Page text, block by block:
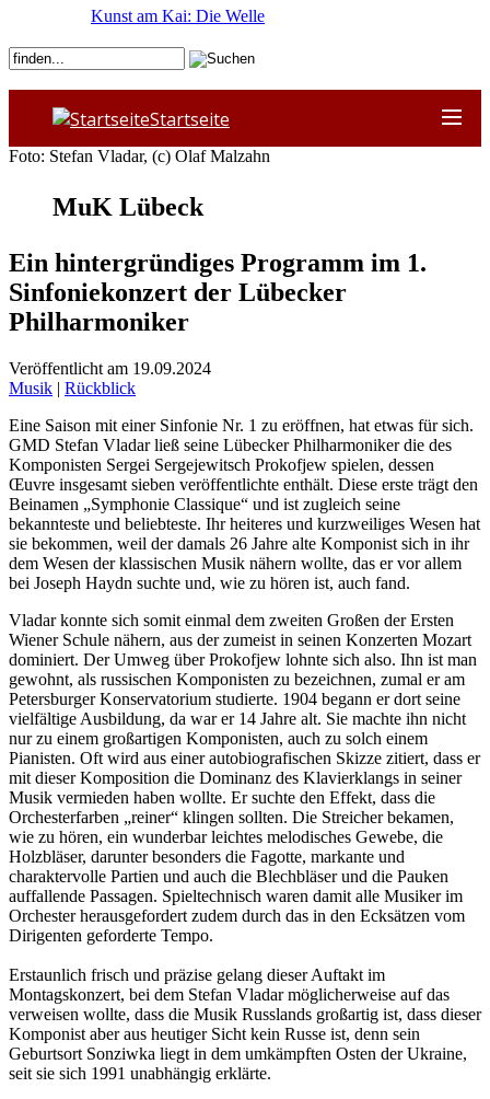
Startseite
Foto: Stefan Vladar, (c) Olaf Malzahn
MuK Lübeck
Ein hintergründiges Programm im 1.
Sinfoniekonzert der Lübecker
Philharmoniker
Veröffentlicht am 19.09.2024
Musik | Rückblick
Eine Saison mit einer Sinfonie Nr. 1 zu eröffnen, hat etwas für sich.
GMD Stefan Vladar ließ seine Lübecker Philharmoniker die des
Komponisten Sergei Sergejewitsch Prokofjew spielen, dessen
Œuvre insgesamt sieben veröffentlichte enthält. Diese erste trägt den
Beinamen „Symphonie Classique“ und ist zugleich seine
bekannteste und beliebteste. Ihr heiteres und kurzweiliges Wesen hat
sie bekommen, weil der damals 26 Jahre alte Komponist sich in ihr
dem Wesen der klassischen Musik nähern wollte, das er vor allem
bei Joseph Haydn suchte und, wie zu hören ist, auch fand.
Vladar konnte sich somit einmal dem zweiten Großen der Ersten
Wiener Schule nähern, aus der zumeist in seinen Konzerten Mozart
dominiert. Der Umweg über Prokofjew lohnte sich also. Ihn ist man
gewohnt, als russischen Komponisten zu bezeichnen, zumal er am
Petersburger Konservatorium studierte. 1904 begann er dort seine
vielfältige Ausbildung, da war er 14 Jahre alt. Sie machte ihn nicht
nur zu einem großartigen Komponisten, auch zu solch einem
Pianisten. Oft wird aus einer autobiografischen Skizze zitiert, dass er
mit dieser Komposition die Dominanz des Klavierklangs in seiner
Musik vermieden haben wollte. Er suchte den Effekt, dass die
Orchesterfarben „reiner“ klingen sollten. Die Streicher bekamen,
wie zu hören, ein wunderbar leichtes melodisches Gewebe, die
Holzbläser, darunter besonders die Fagotte, markante und
charaktervolle Partien und auch die Blechbläser und die Pauken
auffallende Passagen. Spieltechnisch waren damit alle Musiker im
Orchester herausgefordert zudem durch das in den Ecksätzen vom
Dirigenten geforderte Tempo.
Erstaunlich frisch und präzise gelang dieser Auftakt im
Montagskonzert, bei dem Stefan Vladar möglicherweise auf das
verweisen wollte, dass die Musik Russlands großartig ist, dass dieser
Komponist aber aus heutiger Sicht kein Russe ist, denn sein
Geburtsort Sonziwka liegt in dem umkämpften Osten der Ukraine,
seit sie sich 1991 unabhängig erklärte.
Kunst am Kai: Die Welle